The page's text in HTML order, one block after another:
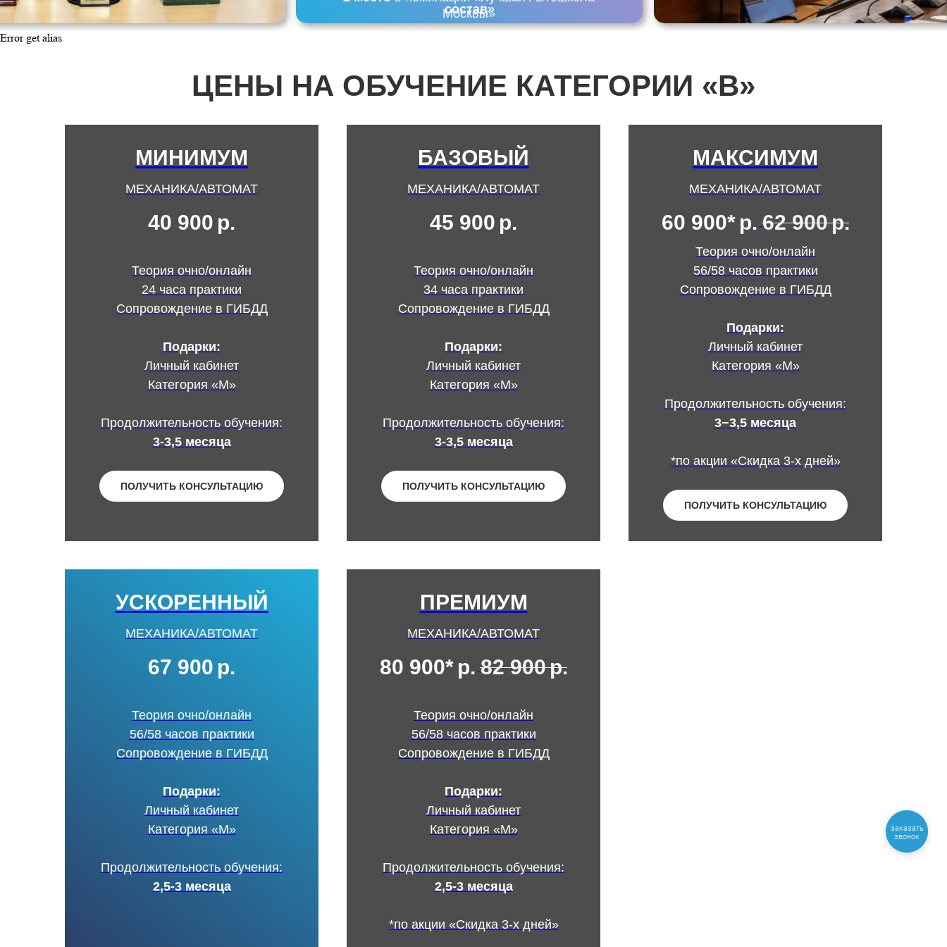
состав»
Москвы»
Error get alias
ЦЕНЫ НА ОБУЧЕНИЕ КАТЕГОРИИ «В»
МИНИМУМ
МЕХАНИКА/АВТОМАТ
40 900 р.
Теория очно/онлайн
24 часа практики
Сопровождение в ГИБДД
Подарки:
Личный кабинет
Категория «М»
Продолжительность обучения:
3-3,5 месяца
ПОЛУЧИТЬ КОНСУЛЬТАЦИЮ
БАЗОВЫЙ
МЕХАНИКА/АВТОМАТ
45 900 р.
Теория очно/онлайн
34 часа практики
Сопровождение в ГИБДД
Подарки:
Личный кабинет
Категория «М»
Продолжительность обучения:
3-3,5 месяца
ПОЛУЧИТЬ КОНСУЛЬТАЦИЮ
МАКСИМУМ
МЕХАНИКА/АВТОМАТ
60 900* р. 62 900р.
Теория очно/онлайн
56/58 часов практики
Сопровождение в ГИБДД
Подарки:
Личный кабинет
Категория «М»
Продолжительность обучения:
3−3,5 месяца
*по акции «Скидка 3-х дней»
ПОЛУЧИТЬ КОНСУЛЬТАЦИЮ
УСКОРЕННЫЙ
МЕХАНИКА/АВТОМАТ
67 900 р.
Теория очно/онлайн
56/58 часов практики
Сопровождение в ГИБДД
Подарки:
Личный кабинет
Категория «М»
Продолжительность обучения:
2,5-3 месяца
ПРЕМИУМ
МЕХАНИКА/АВТОМАТ
80 900* р. 82 900р.
Теория очно/онлайн
56/58 часов практики
Сопровождение в ГИБДД
Подарки:
Личный кабинет
Категория «М»
Продолжительность обучения:
2,5-3 месяца
*по акции «Скидка 3-х дней»